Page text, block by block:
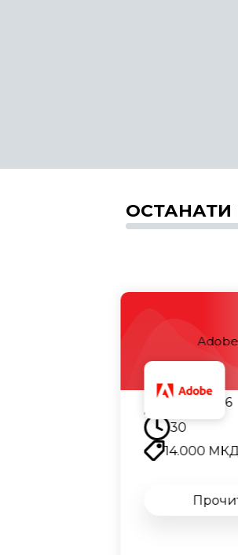
ОСТАНАТИ